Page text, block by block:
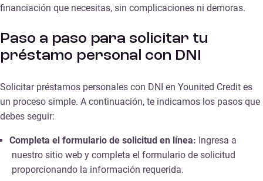
financiación que necesitas, sin complicaciones ni demoras.
Paso a paso para solicitar tu
préstamo personal con DNI
Solicitar préstamos personales con DNI en Younited Credit es
un proceso simple. A continuación, te indicamos los pasos que
debes seguir:
Completa el formulario de solicitud en línea: Ingresa a
nuestro sitio web y completa el formulario de solicitud
proporcionando la información requerida.